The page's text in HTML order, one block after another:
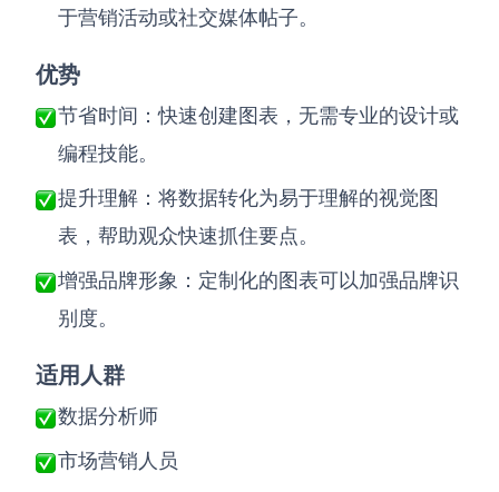
于营销活动或社交媒体帖子。
优势
节省时间：快速创建图表，无需专业的设计或
编程技能。
提升理解：将数据转化为易于理解的视觉图
表，帮助观众快速抓住要点。
增强品牌形象：定制化的图表可以加强品牌识
别度。
适用人群
数据分析师
市场营销人员